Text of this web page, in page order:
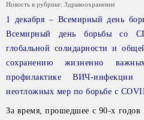
Новость в рубрике: Здравоохранение
1 декабря – Всемирный день
Всемирный день борьбы со
глобальной солидарности и
сохранению жизненно
профилактике ВИЧ-инфекции
неотложных мер по борьбе с
За время, прошедшее с 90-х